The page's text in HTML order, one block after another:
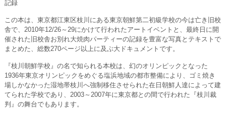
記録
この本は、東京都江東区枝川にある東京朝鮮第二初級学校の今は亡き旧校
舎で、2010年12/26～29にかけて行われたアートイベントと、最終日に開
催された旧校舎お別れ大焼肉パーティーの記録を豊富な写真とテキストで
まとめた、総数270ページ以上に及ぶ大ドキュメントです。
『枝川朝鮮学校』の名で知られる本校は、幻のオリンピックとなった
1936年東京オリンピックをめぐる塩浜地域の都市整備により、ゴミ焼き
場しかなかった湿地帯枝川へ強制移住させられた在日朝鮮人達によって建
てられた学校であり、2003～2007年に東京都との間で行われた『枝川裁
判』の舞台でもあります。